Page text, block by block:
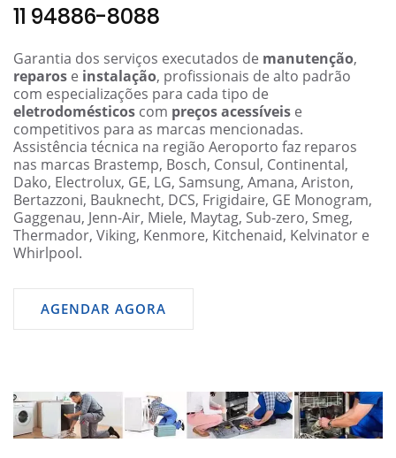
11 94886-8088
Garantia dos serviços executados de manutenção,
reparos e instalação, profissionais de alto padrão
com especializações para cada tipo de
eletrodomésticos com preços acessíveis e
competitivos para as marcas mencionadas.
Assistência técnica na região Aeroporto faz reparos
nas marcas Brastemp, Bosch, Consul, Continental,
Dako, Electrolux, GE, LG, Samsung, Amana, Ariston,
Bertazzoni, Bauknecht, DCS, Frigidaire, GE Monogram,
Gaggenau, Jenn-Air, Miele, Maytag, Sub-zero, Smeg,
Thermador, Viking, Kenmore, Kitchenaid, Kelvinator e
Whirlpool.
AGENDAR AGORA